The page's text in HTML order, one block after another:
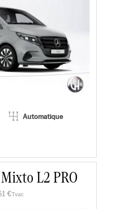
Automatique
L2 PRO
€Tvac